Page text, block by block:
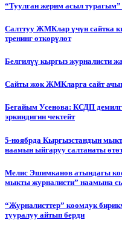
“Туулган жерим асыл турагым”
Салттуу ЖМКлар үчүн сайтка
тренинг өткөрүлөт
Белгилүү кыргыз журналисти
Сайты жок ЖМКларга сайт
Бегайым Усенова: КСДП
эркиндигин чектейт
5-ноябрда Кыргызстандын
наамын ыйгаруу салтанаты
Мелис Эшимканов атындагы
мыкты журналисти” наамына
“Журналисттер” коомдук
тууралуу айтып берди